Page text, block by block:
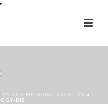
HUMAINE AJOUTÉE
»
BIS